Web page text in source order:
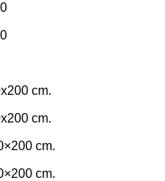
cm.
cm.
cm.
cm.